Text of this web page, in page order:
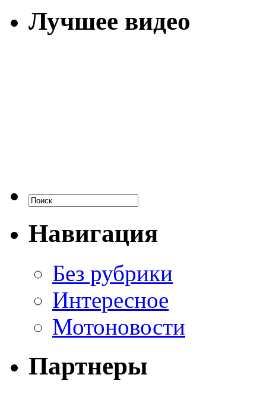
Лучшее видео
Навигация
Без рубрики
Интересное
Мотоновости
Партнеры